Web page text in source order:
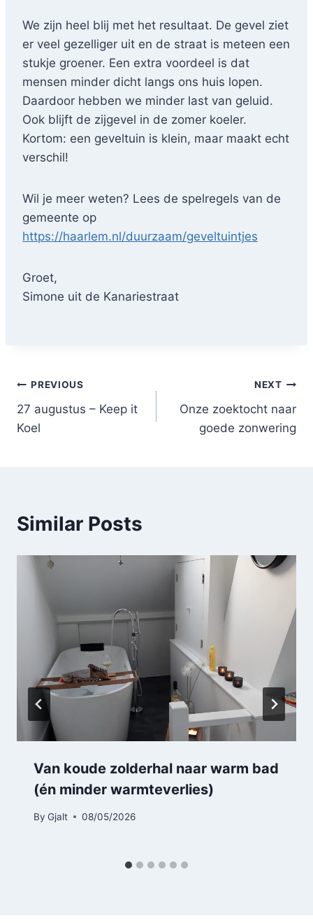
We zijn heel blij met het resultaat. De gevel ziet
er veel gezelliger uit en de straat is meteen een
stukje groener. Een extra voordeel is dat
mensen minder dicht langs ons huis lopen.
Daardoor hebben we minder last van geluid.
Ook blijft de zijgevel in de zomer koeler.
Kortom: een geveltuin is klein, maar maakt echt
verschil!
Wil je meer weten? Lees de spelregels van de
gemeente op
https://haarlem.nl/duurzaam/geveltuintjes
Groet,
Simone uit de Kanariestraat
Post
navigation
PREVIOUS
27 augustus – Keep it
Koel
NEXT
Onze zoektocht naar
goede zonwering
Similar Posts
Van koude zolderhal naar warm bad
(én minder warmteverlies)
By Gjalt 08/05/2026